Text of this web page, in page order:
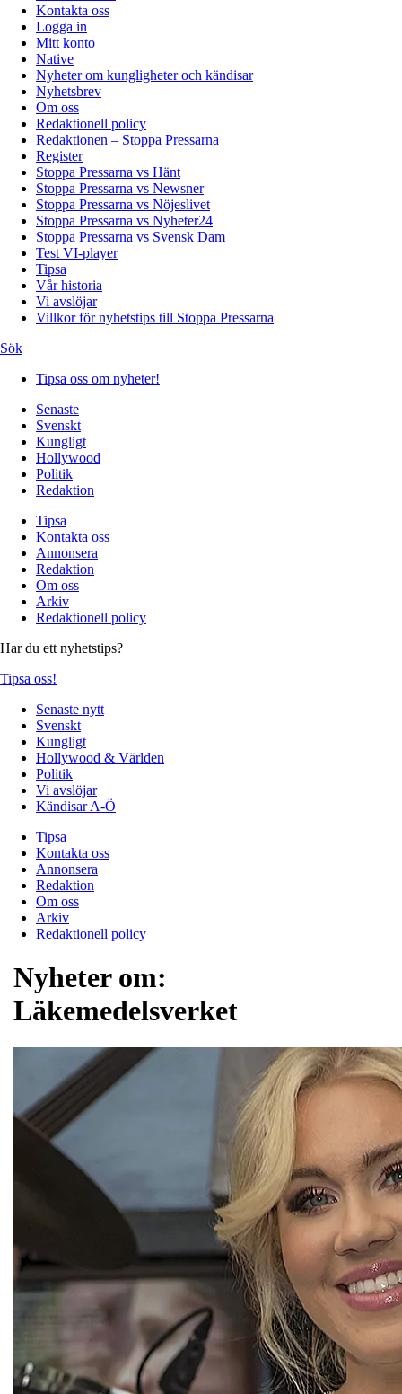
Kontakta oss
Logga in
Mitt konto
Native
Nyheter om kungligheter och kändisar
Nyhetsbrev
Om oss
Redaktionell policy
Redaktionen – Stoppa Pressarna
Register
Stoppa Pressarna vs Hänt
Stoppa Pressarna vs Newsner
Stoppa Pressarna vs Nöjeslivet
Stoppa Pressarna vs Nyheter24
Stoppa Pressarna vs Svensk Dam
Test VI-player
Tipsa
Vår historia
Vi avslöjar
Villkor för nyhetstips till Stoppa Pressarna
Sök
Tipsa oss om nyheter!
Senaste
Svenskt
Kungligt
Hollywood
Politik
Redaktion
Tipsa
Kontakta oss
Annonsera
Redaktion
Om oss
Arkiv
Redaktionell policy
Har du ett nyhetstips?
Tipsa oss!
Senaste nytt
Svenskt
Kungligt
Hollywood & Världen
Politik
Vi avslöjar
Kändisar A-Ö
Tipsa
Kontakta oss
Annonsera
Redaktion
Om oss
Arkiv
Redaktionell policy
Nyheter om:
Läkemedelsverket